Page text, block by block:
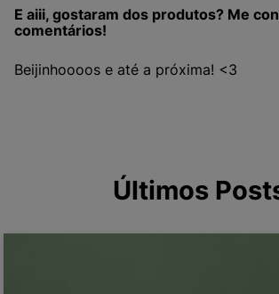
E aiii, gostaram dos produtos? Me
comentários!
Beijinhoooos e até a próxima! <3
Últimos